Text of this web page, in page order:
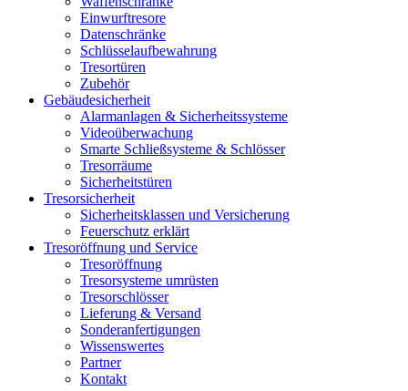
Einwurftresore
Datenschränke
Schlüsselaufbewahrung
Tresortüren
Zubehör
Gebäudesicherheit
Alarmanlagen & Sicherheitssysteme
Videoüberwachung
Smarte Schließsysteme & Schlösser
Tresorräume
Sicherheitstüren
Tresorsicherheit
Sicherheitsklassen und Versicherung
Feuerschutz erklärt
Tresoröffnung und Service
Tresoröffnung
Tresorsysteme umrüsten
Tresorschlösser
Lieferung & Versand
Sonderanfertigungen
Wissenswertes
Partner
Kontakt